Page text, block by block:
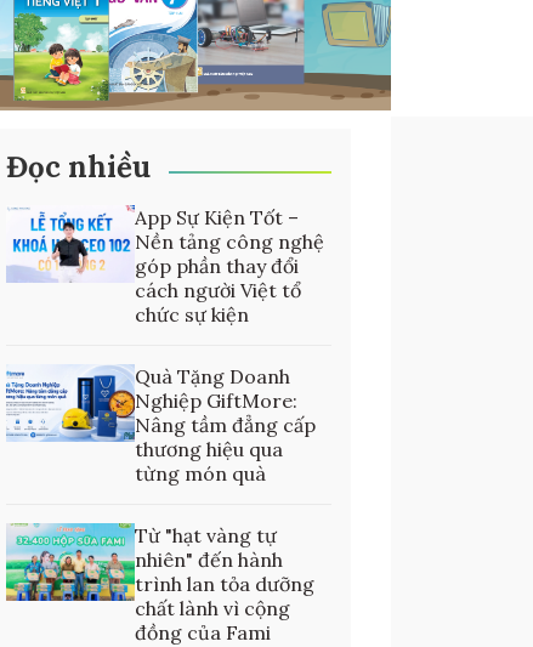
Đọc nhiều
App Sự Kiện Tốt –
Nền tảng công nghệ
góp phần thay đổi
cách người Việt tổ
chức sự kiện
Quà Tặng Doanh
Nghiệp GiftMore:
Nâng tầm đẳng cấp
thương hiệu qua
từng món quà
Từ "hạt vàng tự
nhiên" đến hành
trình lan tỏa dưỡng
chất lành vì cộng
đồng của Fami